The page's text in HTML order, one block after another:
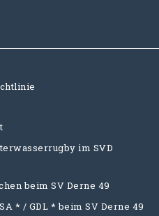
im SVD
beim SV Derne 49
* / GDL * beim SV Derne 49